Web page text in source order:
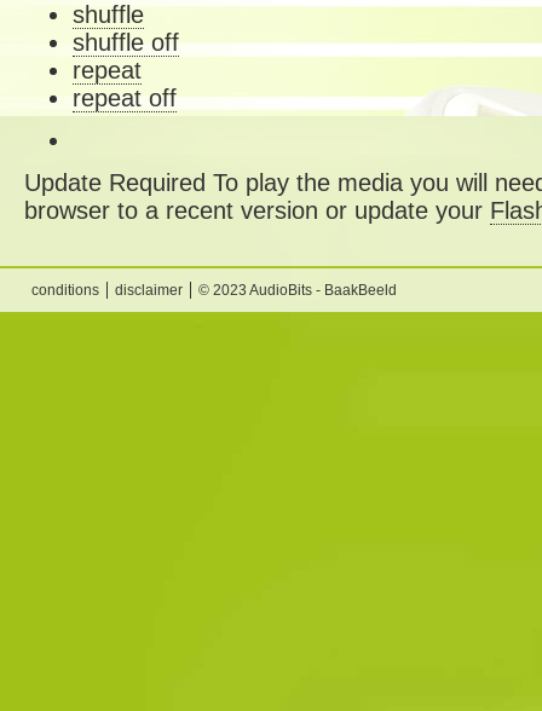
shuffle
shuffle off
repeat
repeat off
Update Required To play the media you will
browser to a recent version or update your
conditions disclaimer © 2023 AudioBits - BaakBeeld